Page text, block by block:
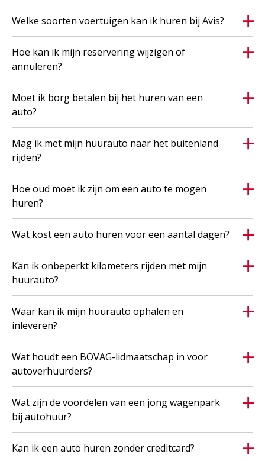
Welke soorten voertuigen kan ik huren bij Avis?
Hoe kan ik mijn reservering wijzigen of
annuleren?
Moet ik borg betalen bij het huren van een
auto?
Mag ik met mijn huurauto naar het buitenland
rijden?
Hoe oud moet ik zijn om een auto te mogen
huren?
Wat kost een auto huren voor een aantal dagen?
Kan ik onbeperkt kilometers rijden met mijn
huurauto?
Waar kan ik mijn huurauto ophalen en
inleveren?
Wat houdt een BOVAG-lidmaatschap in voor
autoverhuurders?
Wat zijn de voordelen van een jong wagenpark
bij autohuur?
Kan ik een auto huren zonder creditcard?